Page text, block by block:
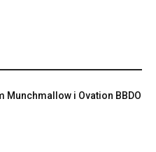
Munchmallow i Ovation BBDO